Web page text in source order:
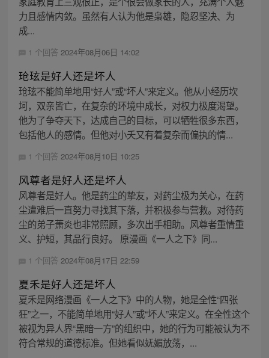
力且感情内敛。虽然有人认为他是枭雄，隐忍坚决、为
成...
1 个回答 2024年08月06日 14:02
玱玹是好人还是坏人
玱玹不能简单地用“好人”或“坏人”来定义。他从小经历坎
坷，双亲皆亡，在复杂的环境中成长，对权力极度渴望。
他为了争夺天下，达成自己的目标，可以牺牲很多东西，
包括他人的感情。但他对小夭又有着复杂而偏执的情...
1 个回答 2024年08月10日 10:25
风尊者是好人还是坏人
风尊者是好人。他是药尘的挚友，对药尘极为关心，在药
尘遭难后一直努力寻找其下落，并积极参与营救。对待药
尘的弟子萧炎也非常照顾，多次出手相助。风尊者重情重
义、护短，其品行良好。 原漫画《一人之下》同...
1 个回答 2024年08月17日 22:59
夏禾是好人还是坏人
夏禾是网络漫画《一人之下》中的人物，她是全性“四张
狂”之一，不能简单地用“好人”或“坏人”来定义。在全性这个
被视为异人界“黑暗一方”的组织中，她的行为可能被认为不
符合常规的道德标准。但她看似妩媚放荡，...